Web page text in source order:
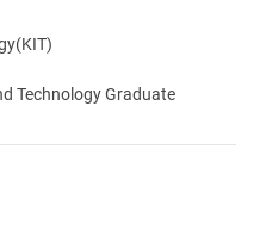
Technology Graduate